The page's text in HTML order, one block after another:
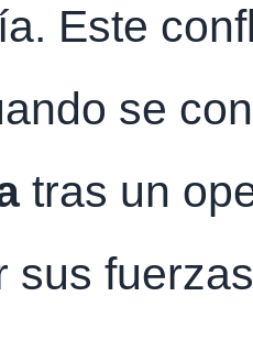
Este
se
tras un
sus